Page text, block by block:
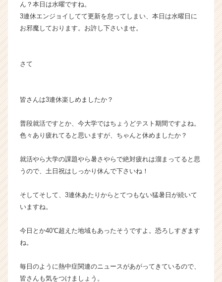
イ
ト
チ
h
e
r
e
r）
ん？本日は水曜ですね。
3連休エンジョイしてて更新を怠ってしまい、本日は水曜日に
お邪魔しております。お許し下さいませ。
さて
皆さんは3連休楽しめましたか？
普段就活ですとか、今大学ではちょうどテスト期間ですよね。
色々あり疲れてると思いますが、ちゃんと休めましたか？
就活やら大学の課題やら暑さやらで絶対疲れは溜まってると思
うので、土日祝はしっかり休んで下さいね！
そしてそして、3連休あたりからとてつもない猛暑日が続いて
いますね。
今日とか40℃超えた地域もあったそうですよ。恐ろしすぎます
ね。
毎日のように熱中症関連のニュースがあがってきているので、
皆さんも気をつけましょう。